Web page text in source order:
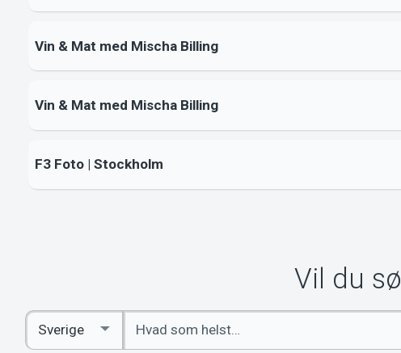
Vin & Mat med Mischa Billing
Vin & Mat med Mischa Billing
F3 Foto | Stockholm
Vil du
Indtast
søgeord
Select
Country